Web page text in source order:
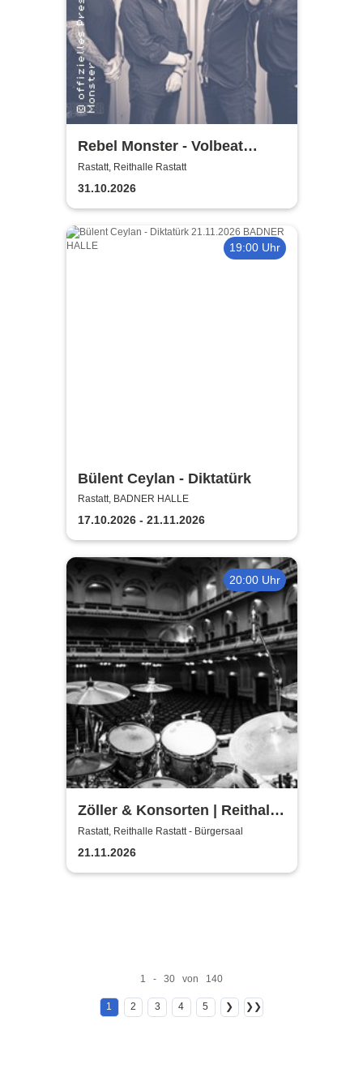
Rebel Monster - Volbeat
Tribute
Rastatt, Reithalle Rastatt
31.10.2026
19:00 Uhr
Bülent Ceylan - Diktatürk
Rastatt, BADNER HALLE
17.10.2026 - 21.11.2026
20:00 Uhr
Zöller & Konsorten | Reithalle
Rastatt - Bürgersaal
Rastatt, Reithalle Rastatt - Bürgersaal
21.11.2026
1 - 30 von 140
1 2 3 4 5 ❯ ❯❯